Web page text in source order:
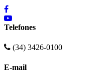
Telefones
(34) 3426-0100
E-mail